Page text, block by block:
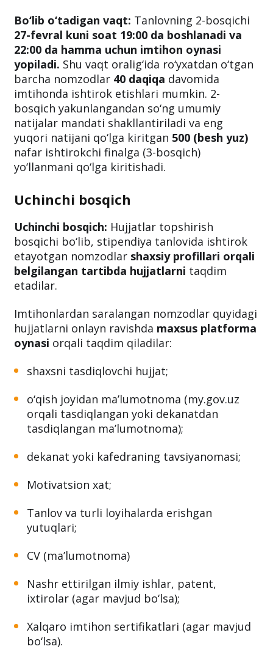
Bo‘lib o‘tadigan vaqt: Tanlovning 2-bosqichi
27-fevral kuni soat 19:00 da boshlanadi va
22:00 da hamma uchun imtihon oynasi
yopiladi. Shu vaqt oralig‘ida ro‘yxatdan o‘tgan
barcha nomzodlar 40 daqiqa davomida
imtihonda ishtirok etishlari mumkin. 2-
bosqich yakunlangandan so‘ng umumiy
natijalar mandati shakllantiriladi va eng
yuqori natijani qo‘lga kiritgan 500 (besh yuz)
nafar ishtirokchi finalga (3-bosqich)
yo‘llanmani qo‘lga kiritishadi.
Uchinchi bosqich
Uchinchi bosqich: Hujjatlar topshirish
bosqichi bo‘lib, stipendiya tanlovida ishtirok
etayotgan nomzodlar shaxsiy profillari orqali
belgilangan tartibda hujjatlarni taqdim
etadilar.
Imtihonlardan saralangan nomzodlar quyidagi
hujjatlarni onlayn ravishda maxsus platforma
oynasi orqali taqdim qiladilar:
shaxsni tasdiqlovchi hujjat;
o‘qish joyidan ma’lumotnoma (my.gov.uz
orqali tasdiqlangan yoki dekanatdan
tasdiqlangan ma’lumotnoma);
dekanat yoki kafedraning tavsiyanomasi;
Motivatsion xat;
Tanlov va turli loyihalarda erishgan
yutuqlari;
CV (ma’lumotnoma)
Nashr ettirilgan ilmiy ishlar, patent,
ixtirolar (agar mavjud bo‘lsa);
Xalqaro imtihon sertifikatlari (agar mavjud
bo‘lsa).